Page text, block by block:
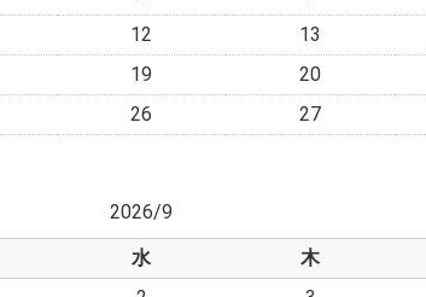
12 13
19 20
26 27
2026/9
水 木